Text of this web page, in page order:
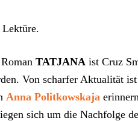
TATJANA ist Cruz
Von scharfer Aktualität
Anna Politkowskaja
sich um die Nachfolge